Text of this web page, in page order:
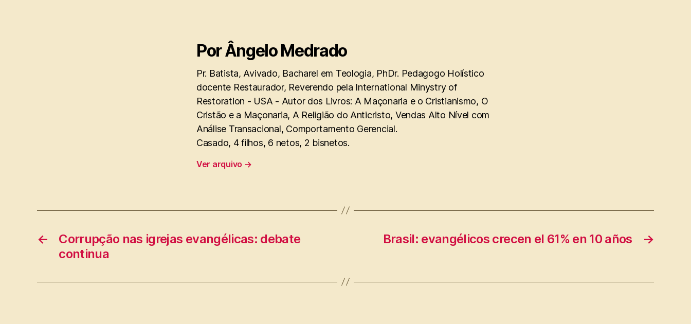
Por Ângelo Medrado
Pr. Batista, Avivado, Bacharel em Teologia, PhDr. Pedagogo Holístico
docente Restaurador, Reverendo pela International Minystry of
Restoration - USA - Autor dos Livros: A Maçonaria e o Cristianismo, O
Cristão e a Maçonaria, A Religião do Anticristo, Vendas Alto Nível com
Análise Transacional, Comportamento Gerencial.
Casado, 4 filhos, 6 netos, 2 bisnetos.
Ver arquivo →
←
Corrupção nas igrejas evangélicas: debate
continua
→
Brasil: evangélicos crecen el 61% en 10 años